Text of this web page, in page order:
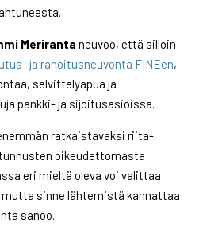
Meriranta neuvoo, että silloin
ja rahoitusneuvonta FINEen,
selvittelyapua ja
pankki- ja sijoitusasioissa.
ratkaistavaksi riita-
oikeudettomasta
eri mieltä oleva voi valittaa
sinne lähtemistä kannattaa
sanoo.